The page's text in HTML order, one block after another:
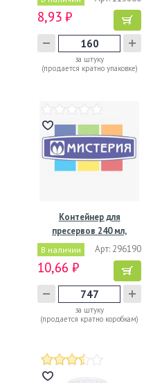
8,93 ₽
за штуку
(продается кратно упаковке)
Контейнер для
пресервов 240 мл,
d95хh53 мм,…
В наличии Арт: 296190
10,66 ₽
за штуку
(продается кратно коробкам)